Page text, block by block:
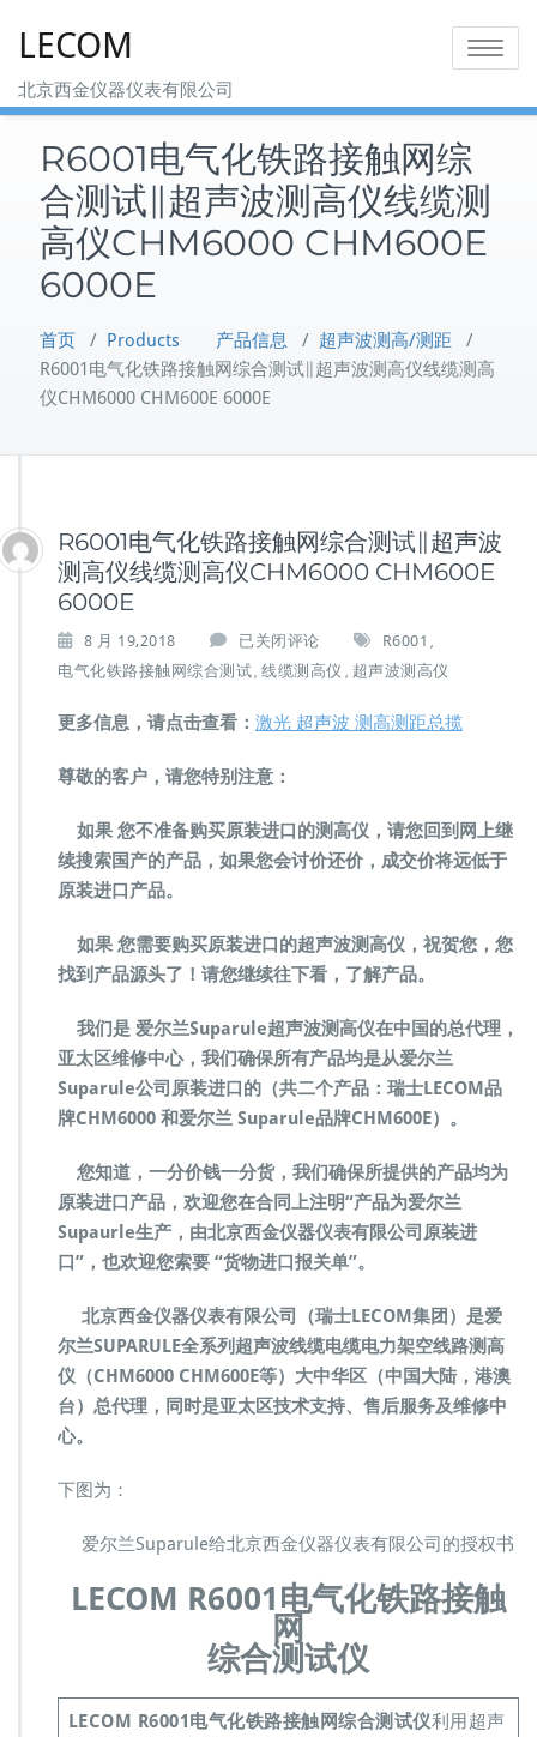
LECOM
北京西金仪器仪表有限公司
Toggle
R6001电气化铁路接触网综
合测试∥超声波测高仪线缆测
高仪CHM6000 CHM600E
6000E
首页 / Products 产品信息 / 超声波测高/测距 /
R6001电气化铁路接触网综合测试∥超声波测高仪线缆测高
仪CHM6000 CHM600E 6000E
R6001电气化铁路接触网综合测试∥超声波
测高仪线缆测高仪CHM6000 CHM600E
6000E
8 月 19,2018
R
6
1
气
铁
路
综
合
试
∥
超
声
波
高
仪
线
缆
测
仪
C
H
M
6
M
0
E
6
0
0
已关闭评论 R6001
电气化铁路接触网综合测试 线缆测高仪 超声波测高仪
更多信息，请点击查看： 激光 超声波 测高测距总揽
尊敬的客户，请您特别注意：
如果 您不准备购买原装进口的测高仪，请您回到网上继
续搜索国产的产品，如果您会讨价还价，成交价将远低于
原装进口产品。
如果 您需要购买原装进口的超声波测高仪，祝贺您，您
找到产品源头了！请您继续往下看，了解产品。
我们是 爱尔兰Suparule超声波测高仪在中国的总代理，
亚太区维修中心，我们确保所有产品均是从爱尔兰
Suparule公司原装进口的（共二个产品：瑞士LECOM品
牌CHM6000 和爱尔兰 Suparule品牌CHM600E）。
您知道，一分价钱一分货，我们确保所提供的产品均为
原装进口产品，欢迎您在合同上注明“产品为爱尔兰
Supaurle生产，由北京西金仪器仪表有限公司原装进
口”，也欢迎您索要 “货物进口报关单”。
北京西金仪器仪表有限公司（瑞士LECOM集团）是爱
尔兰SUPARULE全系列超声波线缆电缆电力架空线路测高
仪（CHM6000 CHM600E等）大中华区（中国大陆，港澳
台）总代理，同时是亚太区技术支持、售后服务及维修中
心。
下图为：
爱尔兰Suparule给北京西金仪器仪表有限公司的授权书
LECOM R6001电气化铁路接触
网
综合测试仪
LECOM R6001电气化铁路接触网综合测试仪利用超声